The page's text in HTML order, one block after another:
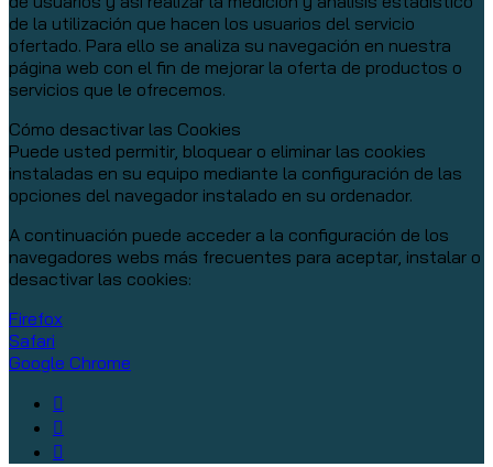
de la utilización que hacen los usuarios del servicio
ofertado. Para ello se analiza su navegación en nuestra
página web con el fin de mejorar la oferta de productos o
servicios que le ofrecemos.
Cómo desactivar las Cookies
Puede usted permitir, bloquear o eliminar las cookies
instaladas en su equipo mediante la configuración de las
opciones del navegador instalado en su ordenador.
A continuación puede acceder a la configuración de los
navegadores webs más frecuentes para aceptar, instalar o
desactivar las cookies:
Firefox
Safari
Google Chrome